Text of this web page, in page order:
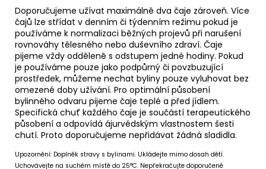
Doporučujeme užívat maximálně dva čaje zároveň. Více
čajů lze střídat v denním či týdenním režimu pokud je
používáme k normalizaci běžných projevů při narušení
rovnováhy tělesného nebo duševního zdraví. Čaje
pijeme vždy odděleně s odstupem jedné hodiny. Pokud
je používáme pouze jako podpůrný či povzbuzující
prostředek, můžeme nechat byliny pouze vyluhovat bez
omezené doby užívání. Pro optimální působení
bylinného odvaru pijeme čaje teplé a před jídlem.
Specifická chuť každého čaje je součástí terapeutického
působení a odpovídá ájurvédským vlastnostem šesti
chutí. Proto doporučujeme nepřidávat žádná sladidla.
Upozornění: Doplněk stravy s bylinami. Ukládejte mimo dosah dětí.
Uchovávejte na suchém místě do 25°C. Nepřekračujte doporučené